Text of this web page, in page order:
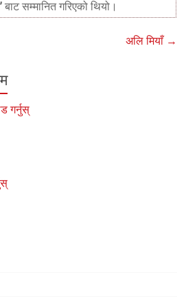
बाट सम्मानित गरिएको थियो।
अलि मियाँ →
गर्नुस्